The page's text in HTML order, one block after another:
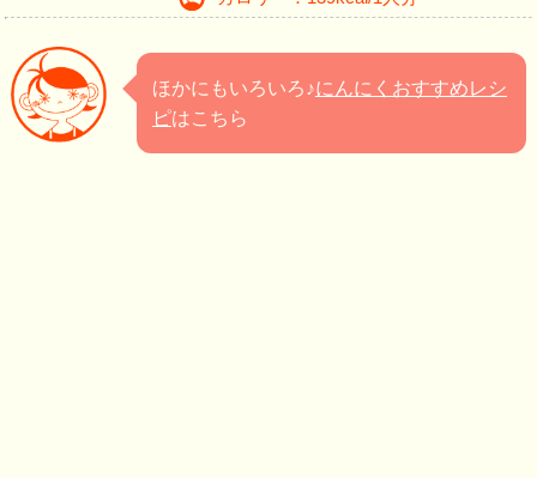
ほかにもいろいろ♪にんにくおすすめレシ
ピはこちら